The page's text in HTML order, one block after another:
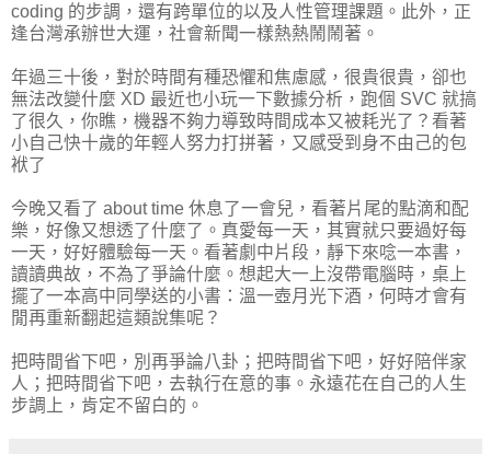
coding 的步調，還有跨單位的以及人性管理課題。此外，正
逢台灣承辦世大運，社會新聞一樣熱熱鬧鬧著。
年過三十後，對於時間有種恐懼和焦慮感，很貴很貴，卻也
無法改變什麼 XD 最近也小玩一下數據分析，跑個 SVC 就搞
了很久，你瞧，機器不夠力導致時間成本又被耗光了？看著
小自己快十歲的年輕人努力打拼著，又感受到身不由己的包
袱了
今晚又看了 about time 休息了一會兒，看著片尾的點滴和配
樂，好像又想透了什麼了。真愛每一天，其實就只要過好每
一天，好好體驗每一天。看著劇中片段，靜下來唸一本書，
讀讀典故，不為了爭論什麼。想起大一上沒帶電腦時，桌上
擺了一本高中同學送的小書：溫一壺月光下酒，何時才會有
閒再重新翻起這類說集呢？
把時間省下吧，別再爭論八卦；把時間省下吧，好好陪伴家
人；把時間省下吧，去執行在意的事。永遠花在自己的人生
步調上，肯定不留白的。